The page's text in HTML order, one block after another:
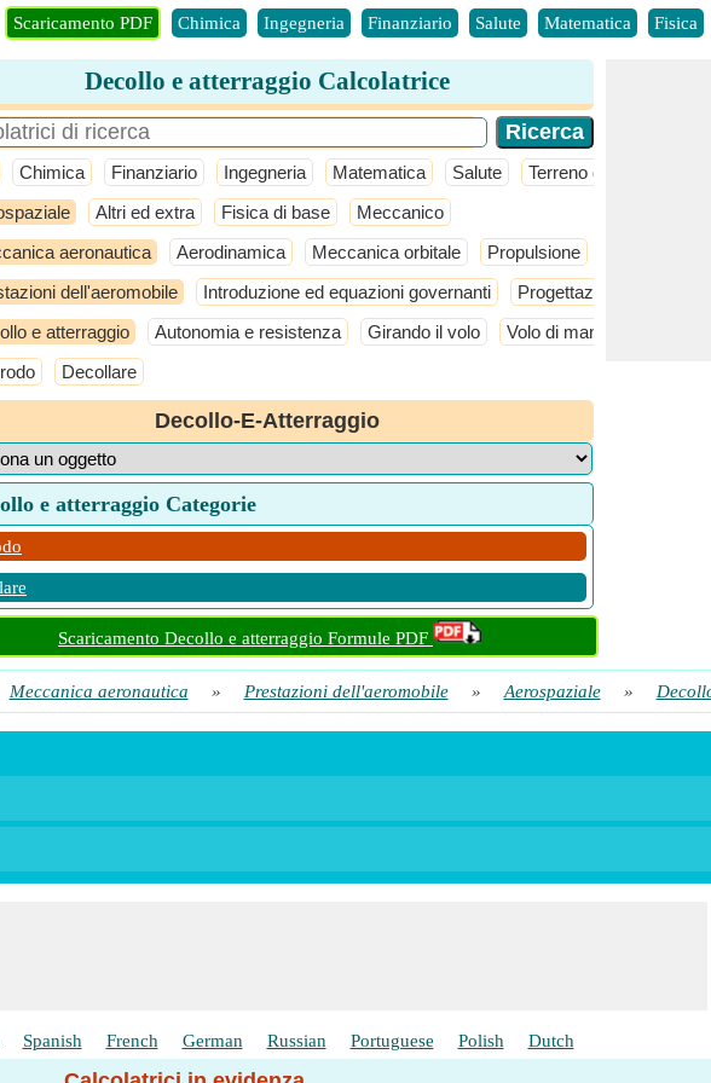
Scaricamento PDF Chimica Ingegneria Finanziario Salute Matematica Fisica
Decollo e atterraggio Calcolatrice
Chimica Finanziario Ingegneria Matematica Salute Terreno di gioco
Altri ed extra Fisica di base Meccanico
aeronautica Aerodinamica Meccanica orbitale Propulsione
dell'aeromobile Introduzione ed equazioni governanti Progettazione di
e atterraggio Autonomia e resistenza Girando il volo Volo di manovra
Decollare
Decollo-E-Atterraggio
e atterraggio Categorie
Scaricamento Decollo e atterraggio Formule PDF
Meccanica aeronautica » Prestazioni dell'aeromobile » Aerospaziale »
Spanish French German Russian Portuguese Polish Dutch